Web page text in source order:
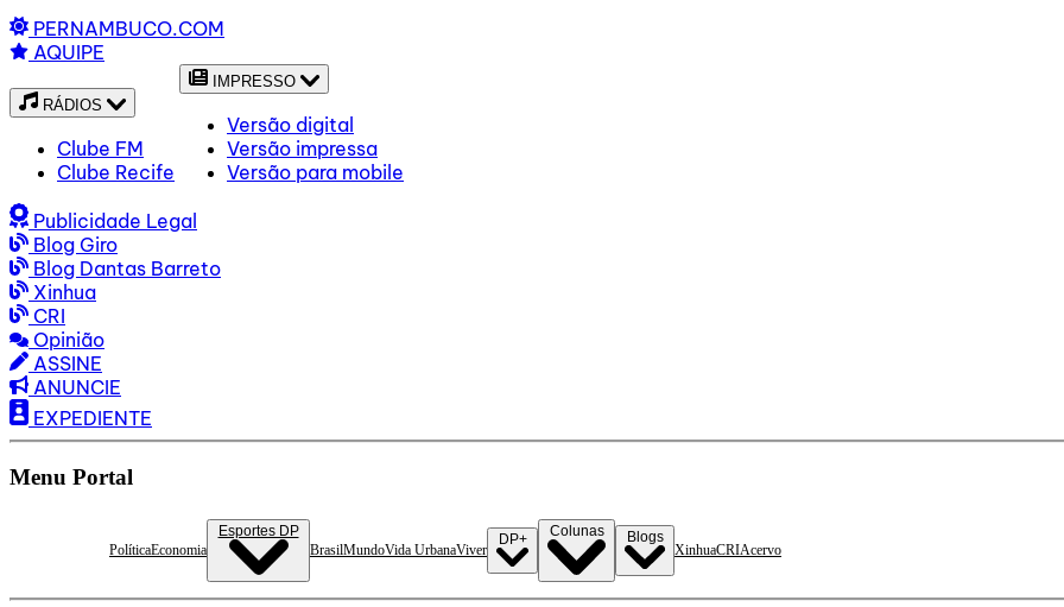
PERNAMBUCO.COM
AQUIPE
RÁDIOS
Clube FM
Clube Recife
IMPRESSO
Versão digital
Versão impressa
Versão para mobile
Publicidade Legal
Blog Giro
Blog Dantas Barreto
Xinhua
CRI
Opinião
ASSINE
ANUNCIE
EXPEDIENTE
Menu Portal
PolíticaEconomia
Esportes DP
BrasilMundoVida UrbanaViver
DP+ Colunas Blogs
XinhuaCRIAcervo